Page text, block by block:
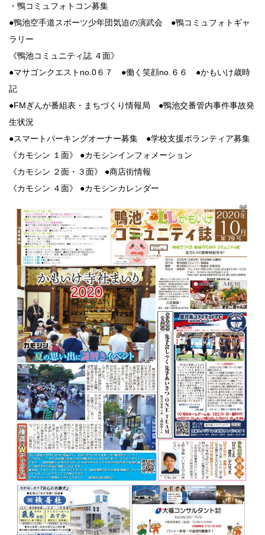
・鴨コミュフォトコン募集
●鴨池空手道スポーツ少年団気迫の演武会 ●鴨コミュフォトギャ
ラリー
《鴨池コミュニティ誌 ４面》
●マサゴンクエストno.0６７ ●働く笑顔no.６６ ●かもいけ歳時
記
●FMぎんが番組表・まちづくり情報局 ●鴨池交番管内事件事故発
生状況
●スマートパーキングオーナー募集 ●学校支援ボランティア募集
《カモシン １面》 ●カモシンインフォメーション
《カモシン ２面・３面》 ●商店街情報
《カモシン ４面》 ●カモシンカレンダー